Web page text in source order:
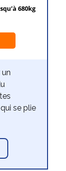
680kg
se plie